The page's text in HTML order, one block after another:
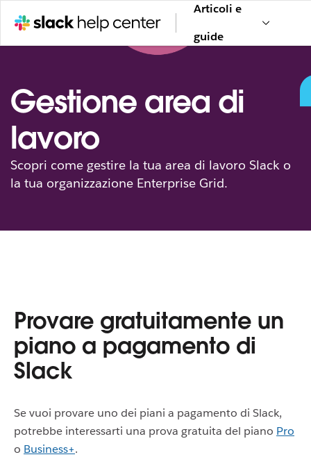
Articoli e
guide
Gestione area di
lavoro
Scopri come gestire la tua area di lavoro Slack o
la tua organizzazione Enterprise Grid.
Provare gratuitamente un
piano a pagamento di
Slack
Se vuoi provare uno dei piani a pagamento di Slack,
potrebbe interessarti una prova gratuita del piano Pro
o Business+.